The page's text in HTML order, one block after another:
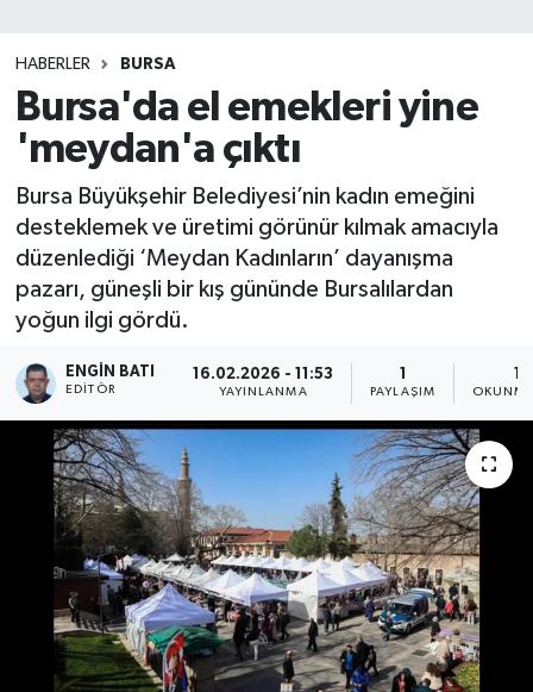
HABERLER BURSA
Bursa'da el emekleri yine
'meydan'a çıktı
Bursa Büyükşehir Belediyesi’nin kadın emeğini
desteklemek ve üretimi görünür kılmak amacıyla
düzenlediği ‘Meydan Kadınların’ dayanışma
pazarı, güneşli bir kış gününde Bursalılardan
yoğun ilgi gördü.
ENGIN BATI
EDITÖR
16.02.2026 - 11:53
YAYINLANMA PAYLAŞIM
Son Dakika Haberleri
Haber Arşivi